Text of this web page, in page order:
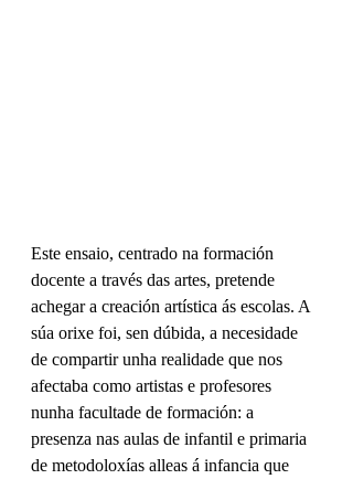
Este ensaio, centrado na formación
docente a través das artes, pretende
achegar a creación artística ás escolas. A
súa orixe foi, sen dúbida, a necesidade
de compartir unha realidade que nos
afectaba como artistas e profesores
nunha facultade de formación: a
presenza nas aulas de infantil e primaria
de metodoloxías alleas á infancia que